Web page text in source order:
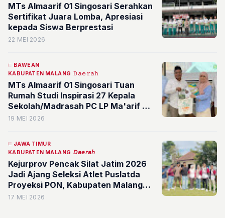
MTs Almaarif 01 Singosari Serahkan
Sertifikat Juara Lomba, Apresiasi
kepada Siswa Berprestasi
22 MEI 2026
BAWEAN
KABUPATEN MALANG 𝙳𝚊𝚎𝚛𝚊𝚑
MTs Almaarif 01 Singosari Tuan
Rumah Studi Inspirasi 27 Kepala
Sekolah/Madrasah PC LP Ma'arif NU
Bawean Gresik
19 MEI 2026
JAWA TIMUR
KABUPATEN MALANG 𝘋𝘢𝘦𝘳𝘢𝘩
Kejurprov Pencak Silat Jatim 2026
Jadi Ajang Seleksi Atlet Puslatda
Proyeksi PON, Kabupaten Malang
Diharapkan Kembali Sumbang Atlet
17 MEI 2026